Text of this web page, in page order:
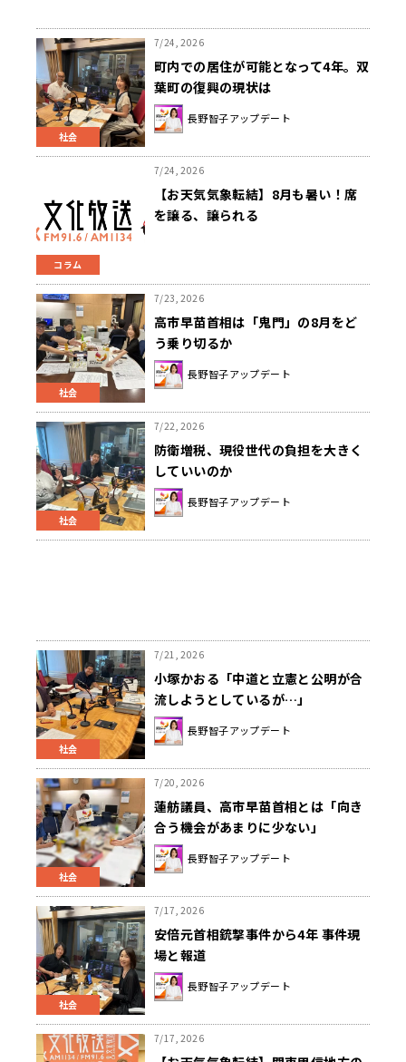
社会
7/24, 2026
町内での居住が可能となって4年。双
葉町の復興の現状は
長野智子アップデート
コラム
7/24, 2026
【お天気気象転結】8月も暑い！席
を譲る、譲られる
社会
7/23, 2026
高市早苗首相は「鬼門」の8月をど
う乗り切るか
長野智子アップデート
社会
7/22, 2026
防衛増税、現役世代の負担を大きく
していいのか
長野智子アップデート
社会
7/21, 2026
小塚かおる「中道と立憲と公明が合
流しようとしているが…」
長野智子アップデート
社会
7/20, 2026
蓮舫議員、高市早苗首相とは「向き
合う機会があまりに少ない」
長野智子アップデート
社会
7/17, 2026
安倍元首相銃撃事件から4年 事件現
場と報道
長野智子アップデート
7/17, 2026